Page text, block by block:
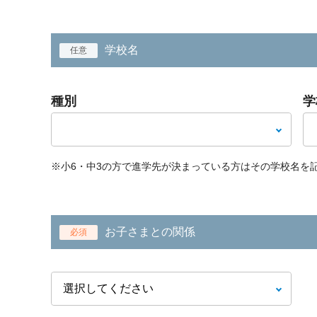
任意 学校名
種別
※小6・中3の方で進学先が決まっている方はその学校名を
必須 お子さまとの関係